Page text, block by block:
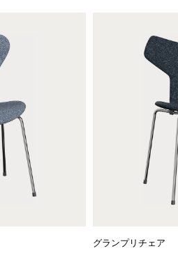
グランプリチェア